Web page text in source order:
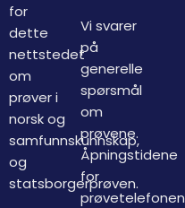
for
dette
nettstedet
om
prøver i
norsk og
samfunnskunnskap,
og
statsborgerprøven.
Vi svarer
på
generelle
spørsmål
om
prøvene.
Åpningstidene
for
prøvetelefonen